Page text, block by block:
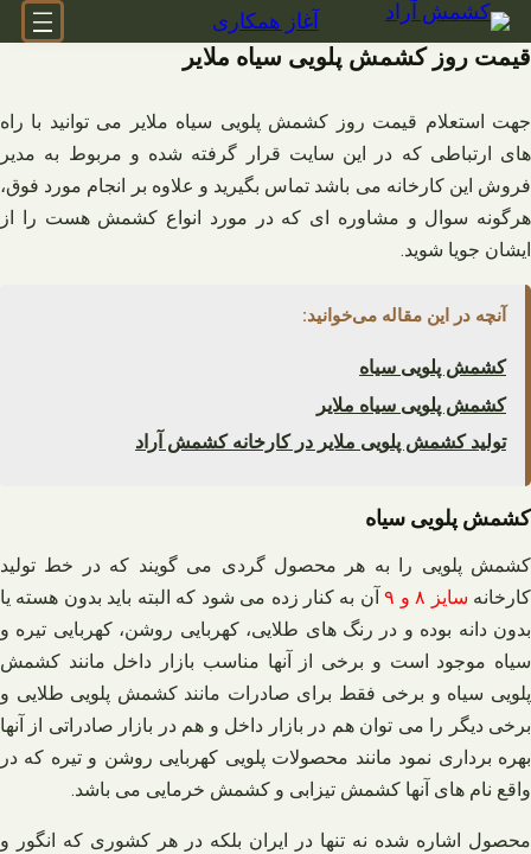
رفتن
به
محتوا
آغاز همکاری
قیمت روز کشمش پلویی سیاه ملایر
جهت استعلام قیمت روز کشمش پلویی سیاه ملایر می‌ توانید با راه‌
های ارتباطی که در این سایت قرار گرفته شده و مربوط به مدیر
فروش این کارخانه می‌ باشد تماس بگیرید و علاوه بر انجام مورد فوق،
هرگونه سوال و مشاوره‌ ای که در مورد انواع کشمش هست را از
ایشان جویا شوید.
آنچه در این مقاله می‌خوانید:
کشمش پلویی سیاه
کشمش پلویی سیاه ملایر
تولید کشمش پلویی ملایر در کارخانه کشمش آراد
کشمش پلویی سیاه
کشمش پلویی را به هر محصول گردی می‌ گویند که در خط تولید
کارخانه سایز ۸ و ۹
آن به کنار زده می‌ شود که البته باید بدون هسته یا
بدون دانه بوده و در رنگ‌ های طلایی، کهربایی روشن، کهربایی تیره و
سیاه موجود است و برخی از آنها مناسب بازار داخل مانند کشمش
پلویی سیاه و برخی فقط برای صادرات مانند کشمش پلویی طلایی و
برخی دیگر را می‌ توان هم در بازار داخل و هم در بازار صادراتی از آنها
بهره‌ برداری نمود مانند محصولات پلویی کهربایی روشن و تیره که در
واقع نام‌ های آنها کشمش تیزابی و کشمش خرمایی می‌ باشد.
محصول اشاره شده نه تنها در ایران بلکه در هر کشوری که انگور و